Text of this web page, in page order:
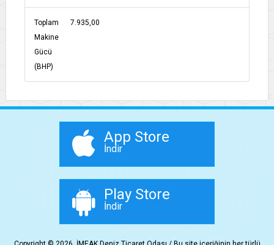
Toplam
Makine
Gücü
(BHP)
7.935,00
App Store
İndir
Play Store
İndir